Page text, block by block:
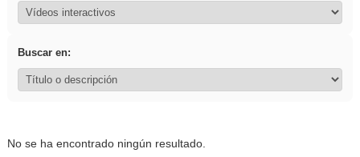
Buscar en:
No se ha encontrado ningún resultado.